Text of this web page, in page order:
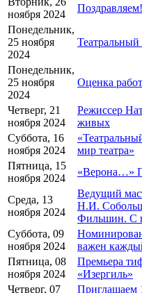
ноября 2024
Поздравляем!
Понедельник,
25 ноября
2024
Театральный
Понедельник,
25 ноября
2024
Оценка
Четверг, 21
ноября 2024
Режиссер
живых
Суббота, 16
ноября 2024
мир театра»
Пятница, 15
ноября 2024
«Верона…»
Среда, 13
ноября 2024
Ведущий
Н.И.
Фильшин. С
Суббота, 09
ноября 2024
важен
Пятница, 08
ноября 2024
Премьера
«Изергиль»
Четверг, 07
Приглашаем